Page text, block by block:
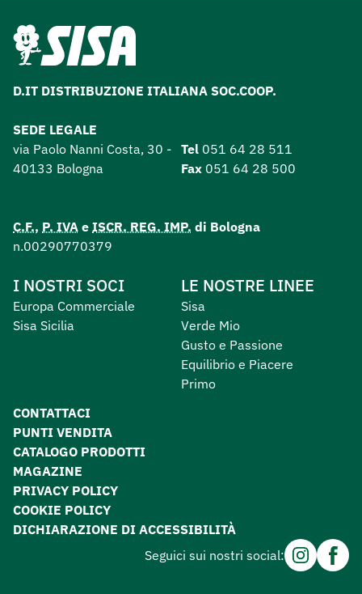
D.IT DISTRIBUZIONE ITALIANA SOC.COOP.
SEDE LEGALE
via Paolo Nanni Costa, 30 -
40133 Bologna
Tel 051 64 28 511
Fax 051 64 28 500
C.F., P. IVA e ISCR. REG. IMP. di Bologna
n.00290770379
I NOSTRI SOCI
Europa Commerciale
Sisa Sicilia
LE NOSTRE LINEE
Sisa
Verde Mio
Gusto e Passione
Equilibrio e Piacere
Primo
CONTATTACI
PUNTI VENDITA
CATALOGO PRODOTTI
MAGAZINE
PRIVACY POLICY
COOKIE POLICY
DICHIARAZIONE DI ACCESSIBILITÀ
Seguici sui nostri social:Instagram